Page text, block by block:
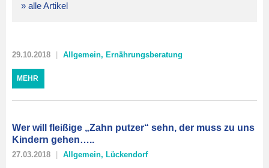
» alle Artikel
29.10.2018 Allgemein, Ernährungsberatung
MEHR
Wer will fleißige „Zahn putzer“ sehn, der muss zu uns
Kindern gehen…..
27.03.2018 Allgemein, Lückendorf